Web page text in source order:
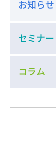
お知らせ
セミナー
コラム